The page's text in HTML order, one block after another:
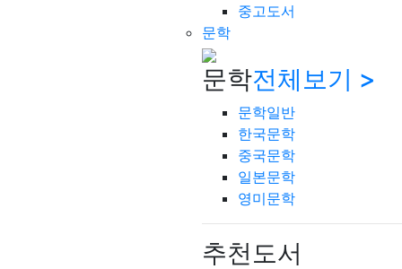
중고도서
문학
문학전체보기 >
문학일반
한국문학
중국문학
일본문학
영미문학
추천도서